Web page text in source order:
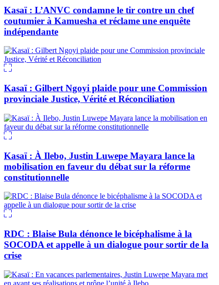
Kasaï : L’ANVC condamne le tir contre un chef
coutumier à Kamuesha et réclame une enquête
indépendante
Kasaï : Gilbert Ngoyi plaide pour une Commission
provinciale Justice, Vérité et Réconciliation
Kasaï : À Ilebo, Justin Luwepe Mayara lance la
mobilisation en faveur du débat sur la réforme
constitutionnelle
RDC : Blaise Bula dénonce le bicéphalisme à la
SOCODA et appelle à un dialogue pour sortir de la
crise